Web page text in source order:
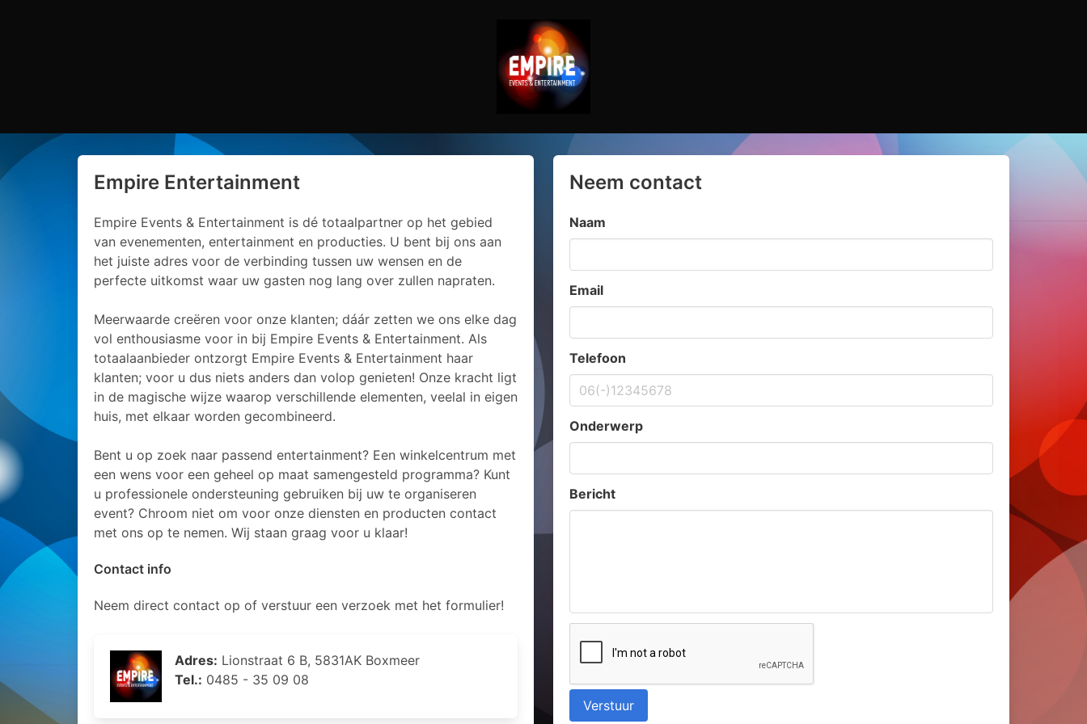
Empire Entertainment
Empire Events & Entertainment is dé totaalpartner op het gebied
van evenementen, entertainment en producties. U bent bij ons aan
het juiste adres voor de verbinding tussen uw wensen en de
perfecte uitkomst waar uw gasten nog lang over zullen napraten.
Meerwaarde creëren voor onze klanten; dáár zetten we ons elke dag
vol enthousiasme voor in bij Empire Events & Entertainment. Als
totaalaanbieder ontzorgt Empire Events & Entertainment haar
klanten; voor u dus niets anders dan volop genieten! Onze kracht ligt
in de magische wijze waarop verschillende elementen, veelal in eigen
huis, met elkaar worden gecombineerd.
Bent u op zoek naar passend entertainment? Een winkelcentrum met
een wens voor een geheel op maat samengesteld programma? Kunt
u professionele ondersteuning gebruiken bij uw te organiseren
event? Chroom niet om voor onze diensten en producten contact
met ons op te nemen. Wij staan graag voor u klaar!
Contact info
Neem direct contact op of verstuur een verzoek met het formulier!
Adres: Lionstraat 6 B, 5831AK Boxmeer
Tel.: 0485 - 35 09 08
Neem contact
Naam
Email
Telefoon
Onderwerp
Bericht
Verstuur